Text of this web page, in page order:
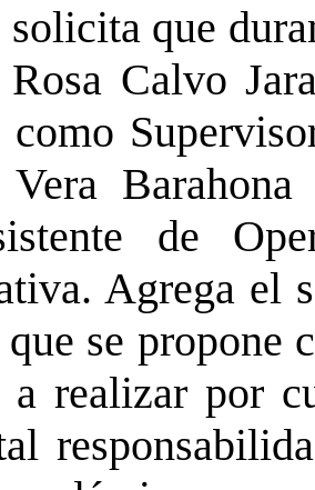
que
Rosa Calvo
como
Vera
de
Agrega el
que se propone
a realizar por